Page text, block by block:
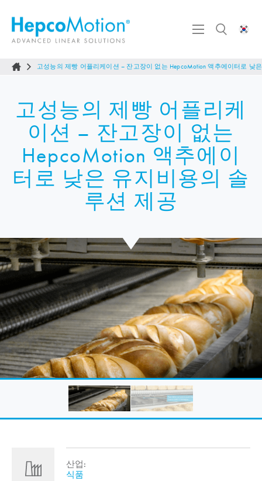
고성능의 제빵 어플리케이션 – 잔고장이 없는 HepcoMotion 액추에이터로 낮
고성능의 제빵 어플리케
이션 – 잔고장이 없는
HepcoMotion 액추에이
터로 낮은 유지비용의 솔
루션 제공
산업:
식품